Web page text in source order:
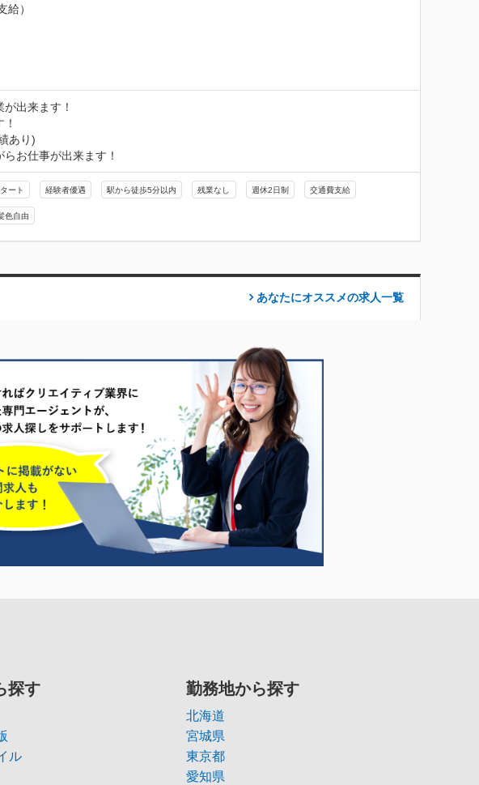
）
出来ます！
あり)
お仕事が出来ます！
ート 経験者優遇 駅から徒歩5分以内 残業なし 週休2日制 交通費支給
色自由
あなたにオススメの求人一覧
探す
ル
勤務地から探す
北海道
宮城県
東京都
愛知県